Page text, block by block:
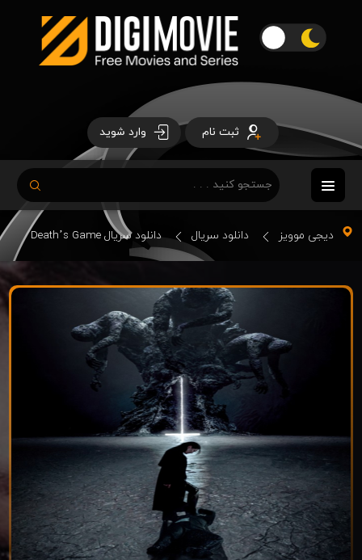
ثبت نام وارد شوید
دیجی موویز دانلود سریال دانلود سریال Death’s Game